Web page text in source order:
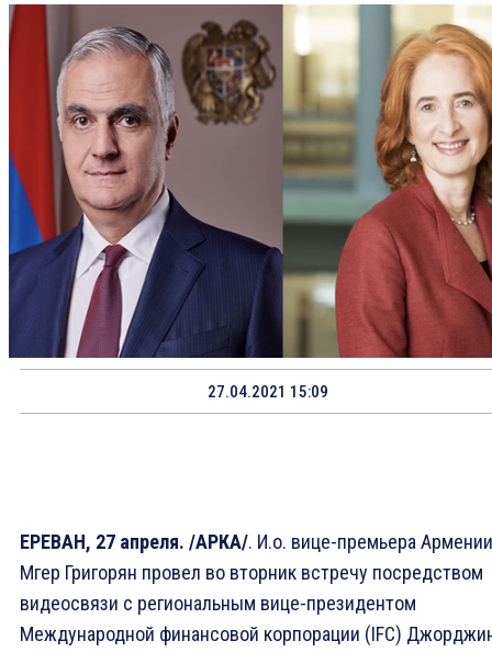
27.04.2021 15:09
ЕРЕВАН, 27 апреля. /АРКА/. И.о. вице-премьера Армении
Мгер Григорян провел во вторник встречу посредством
видеосвязи с региональным вице-президентом
Международной финансовой корпорации (IFC)